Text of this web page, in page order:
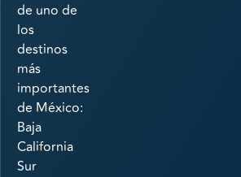
de uno de
los
destinos
más
importantes
de México:
Baja
California
Sur